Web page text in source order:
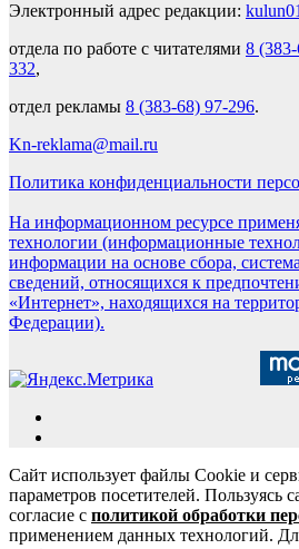
Электронный адрес редакции:
отдела по работе с читателями 8
332,
отдел рекламы 8 (383-68) 97-296.
Kn-reklama@mail.ru
Политика конфиденциальности
На информационном ресурсе
технологии (информационные
информации на основе сбора,
сведений, относящихся к
«Интернет», находящихся на
Федерации).
Сайт использует файлы Cookie и
параметров посетителей. Пользуясь
согласие с политикой обработки
применением данных технологий.